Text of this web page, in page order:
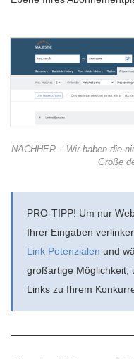
NACHHER – Wir haben die
Größe
PRO-TIPP! Um nur
Ihrer Eingaben
Link Potenzialen und
großartige Möglichkeit,
Links zu Ihrem